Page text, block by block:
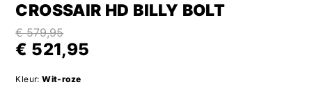
CROSSAIR HD BILLY BOLT
€ 579,95
€ 521,95
Kleur: Wit-roze